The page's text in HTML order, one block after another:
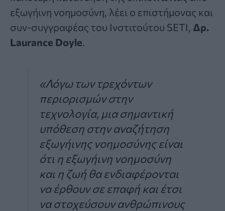
εξωγήινη νοημοσύνη, λέει ο επιστήμονας και
συν-συγγραφέας του Ινστιτούτου SETI, Δρ.
Laurance Doyle
«Λόγω των τρεχόντων
περιορισμών στην
τεχνολογία, μια σημαντική
υπόθεση στην αναζήτηση
εξωγήινης νοημοσύνης είναι
ότι η εξωγήινη νοημοσύνη
και η ζωή θα ενδιαφέρονται
να έρθουν σε επαφή και έτσι
να στοχεύσουν ανθρώπινους